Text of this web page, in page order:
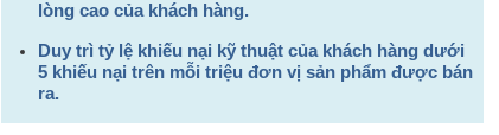
lòng cao của khách hàng.
Duy trì tỷ lệ khiếu nại kỹ thuật của khách hàng dưới
5 khiếu nại trên mỗi triệu đơn vị sản phẩm được bán
ra.